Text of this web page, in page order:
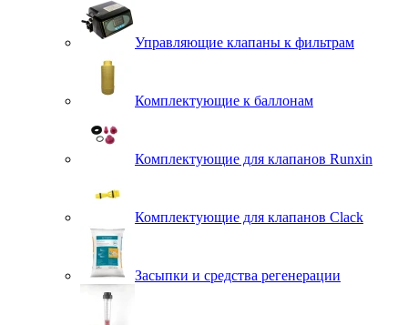
Управляющие клапаны к фильтрам
Комплектующие к баллонам
Комплектующие для клапанов Runxin
Комплектующие для клапанов Clack
Засыпки и средства регенерации